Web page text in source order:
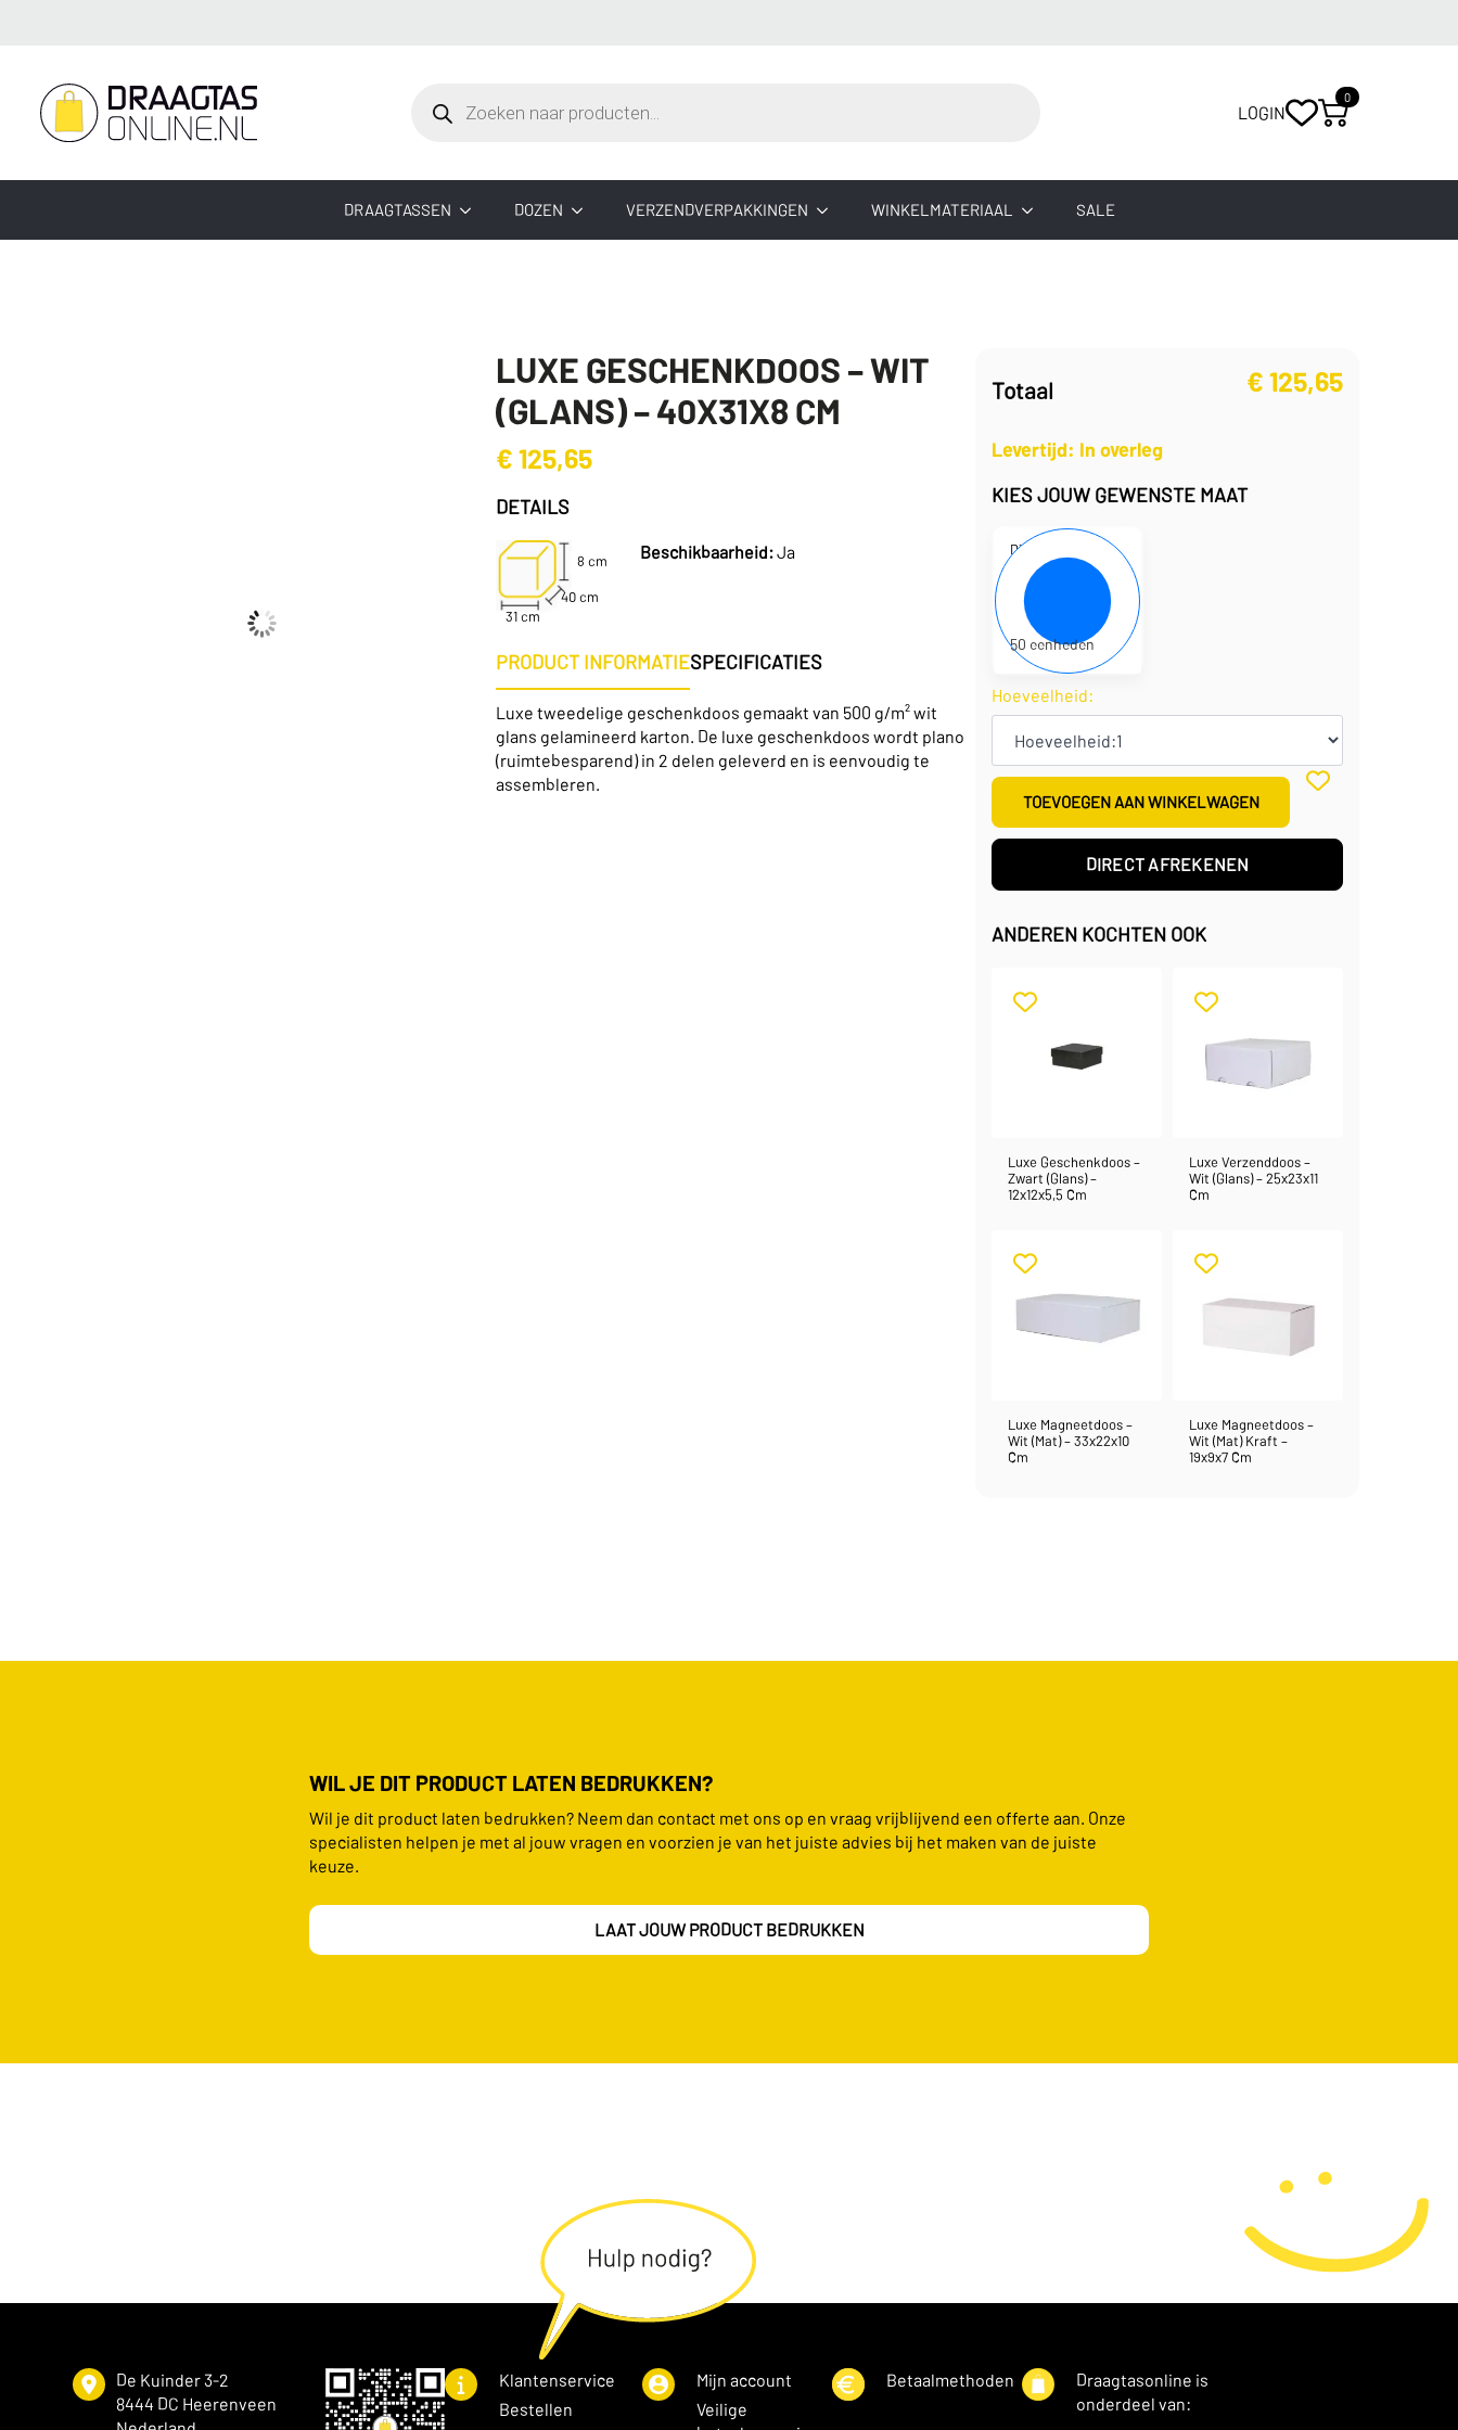
zoeken
LOGIN
0
DRAAGTASSEN DOZEN VERZENDVERPAKKINGEN WINKELMATERIAAL SALE
LUXE GESCHENKDOOS – WIT
(GLANS) – 40X31X8 CM
€ 125,65
DETAILS
8 cm
40 cm
31 cm
Beschikbaarheid:Ja
PRODUCT INFORMATIESPECIFICATIES
Luxe tweedelige geschenkdoos gemaakt van 500 g/m² wit
glans gelamineerd karton. De luxe geschenkdoos wordt plano
(ruimtebesparend) in 2 delen geleverd en is eenvoudig te
assembleren.
Totaal € 125,65
Levertijd: In overleg
KIES JOUW GEWENSTE MAAT
D330164
40 x 31 x 8 cm
2,51 per eenheid
125,65 per doos
50 eenheden
Hoeveelheid:
TOEVOEGEN AAN WINKELWAGEN
DIRECT AFREKENEN
ANDEREN KOCHTEN OOK
Luxe Geschenkdoos –
Zwart (glans) –
12x12x5,5 Cm
Luxe Verzenddoos –
Wit (glans) – 25x23x11
Cm
Luxe Magneetdoos –
Wit (mat) – 33x22x10
Cm
Luxe Magneetdoos –
Wit (mat) Kraft –
19x9x7 Cm
WIL JE DIT PRODUCT LATEN BEDRUKKEN?
Wil je dit product laten bedrukken? Neem dan contact met ons op en vraag vrijblijvend een offerte aan. Onze
specialisten helpen je met al jouw vragen en voorzien je van het juiste advies bij het maken van de juiste
keuze.
LAAT JOUW PRODUCT BEDRUKKEN
De Kuinder 3-2
8444 DC Heerenveen
Klantenservice
Bestellen
Mijn account
Veilige
Betaalmethoden
Draagtasonline is
onderdeel van: